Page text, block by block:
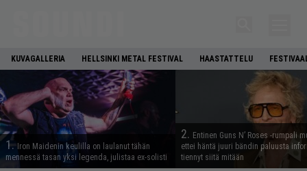
KUVAGALLERIA HELLSINKI METAL FESTIVAL HAASTATTELU
1. Iron Maidenin keulilla on laulanut tähän
mennessä tasan yksi legenda, julistaa ex-solisti
2. Entinen Guns N’ Roses -rumpali
ettei häntä juuri bändin paluusta
tiennyt siitä mitään